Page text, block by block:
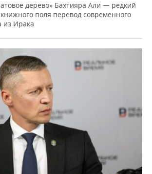
дерево» Бахтияра Али — редкий
поля перевод современного
из Ирака